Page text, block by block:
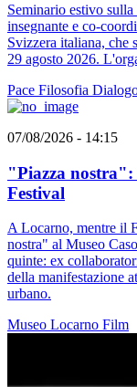
Seminario estivo
insegnante e co-
Svizzera italiana, che
29 agosto 2026.
Pace Filosofia
07/08/2026 - 14:15
"Piazza nostra":
Festival
A Locarno, mentre il
nostra" al Museo
quinte: ex
della manifestazione
urbano.
Museo Locarno Film